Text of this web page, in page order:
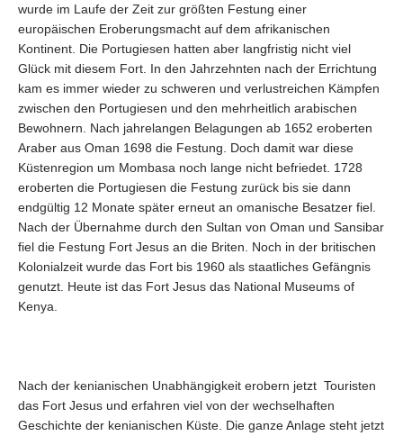
wurde im Laufe der Zeit zur größten Festung einer
europäischen Eroberungsmacht auf dem afrikanischen
Kontinent. Die Portugiesen hatten aber langfristig nicht viel
Glück mit diesem Fort. In den Jahrzehnten nach der Errichtung
kam es immer wieder zu schweren und verlustreichen Kämpfen
zwischen den Portugiesen und den mehrheitlich arabischen
Bewohnern. Nach jahrelangen Belagungen ab 1652 eroberten
Araber aus Oman 1698 die Festung. Doch damit war diese
Küstenregion um Mombasa noch lange nicht befriedet. 1728
eroberten die Portugiesen die Festung zurück bis sie dann
endgültig 12 Monate später erneut an omanische Besatzer fiel.
Nach der Übernahme durch den Sultan von Oman und Sansibar
fiel die Festung Fort Jesus an die Briten. Noch in der britischen
Kolonialzeit wurde das Fort bis 1960 als staatliches Gefängnis
genutzt. Heute ist das Fort Jesus das National Museums of
Kenya.
Nach der kenianischen Unabhängigkeit erobern jetzt Touristen
das Fort Jesus und erfahren viel von der wechselhaften
Geschichte der kenianischen Küste. Die ganze Anlage steht jetzt